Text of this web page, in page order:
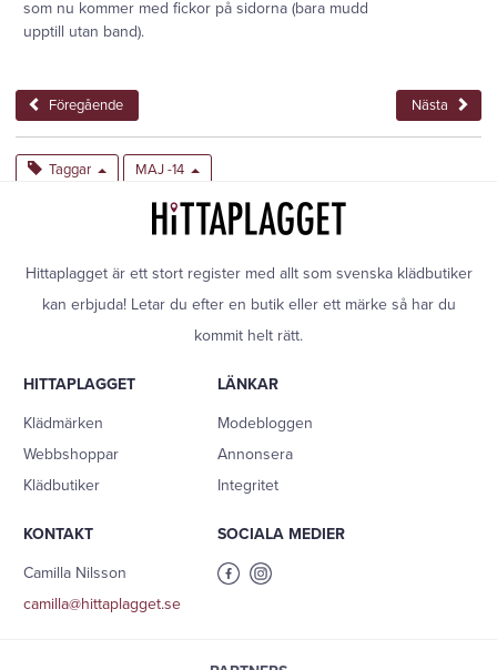
som nu kommer med fickor på sidorna (bara mudd
upptill utan band).
Föregående Nästa
Taggar MAJ -14
Hittaplagget är ett stort register med allt som svenska klädbutiker
kan erbjuda! Letar du efter en butik eller ett märke så har du
kommit helt rätt.
HITTAPLAGGET
Klädmärken
Webbshoppar
Klädbutiker
LÄNKAR
Modebloggen
Annonsera
Integritet
KONTAKT
Camilla Nilsson
camilla@hittaplagget.se
SOCIALA MEDIER